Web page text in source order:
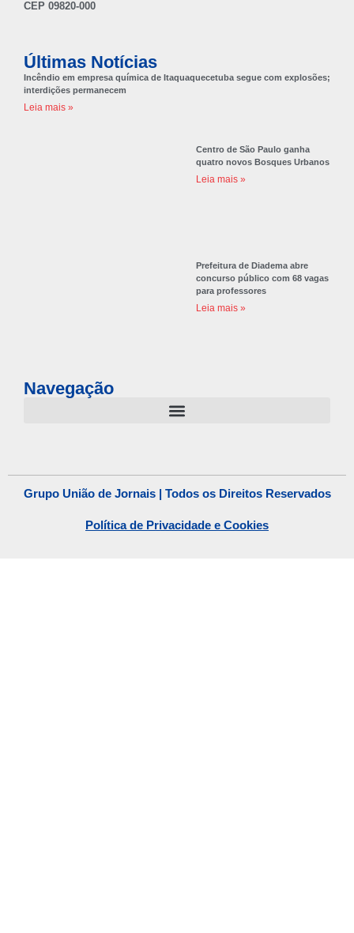
CEP 09820-000
Últimas Notícias
Incêndio em empresa química de Itaquaquecetuba segue com explosões;
interdições permanecem
Leia mais »
Centro de São Paulo ganha
quatro novos Bosques Urbanos
Leia mais »
Prefeitura de Diadema abre
concurso público com 68 vagas
para professores
Leia mais »
Navegação
Grupo União de Jornais | Todos os Direitos Reservados
Política de Privacidade e Cookies